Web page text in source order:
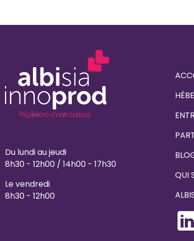
Du lundi au jeudi
8h30 - 12h00 / 14h00 - 17h30
Le vendredi
8h30 - 12h00
QUI